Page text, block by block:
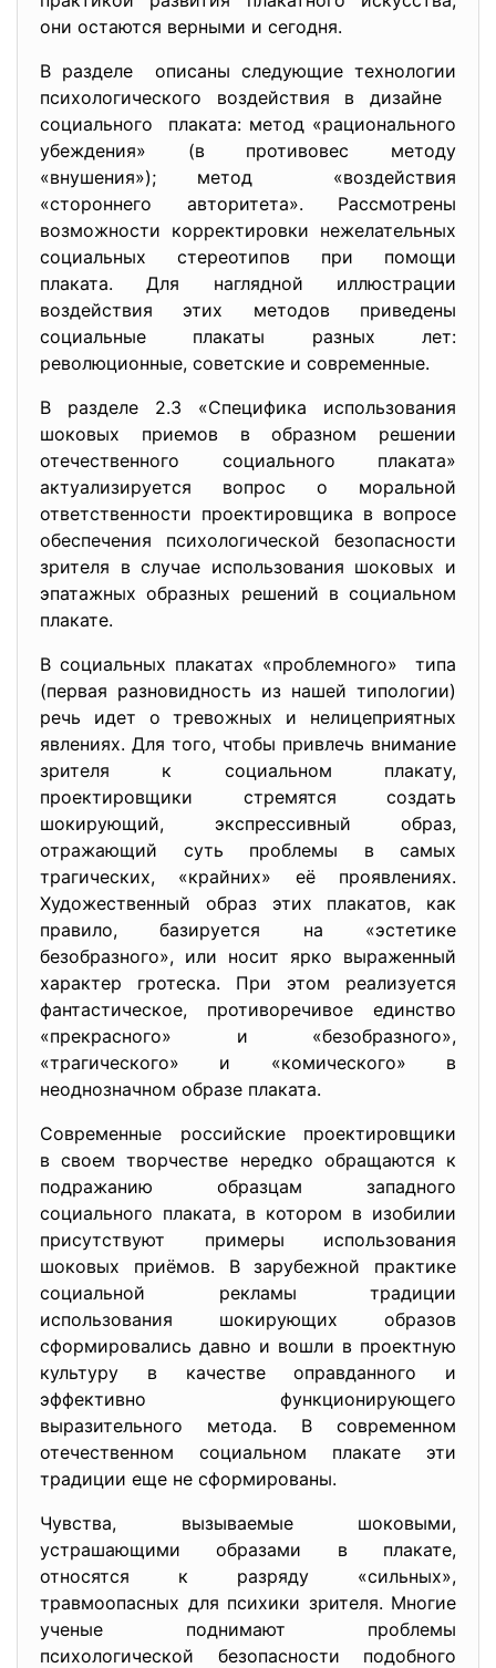
они остаются верными и сегодня.
В разделе описаны следующие технологии
психологического воздействия в дизайне
социального плаката: метод «рационального
убеждения» (в противовес методу
«внушения»); метод «воздействия
«стороннего авторитета». Рассмотрены
возможности корректировки нежелательных
социальных стереотипов при помощи
плаката. Для наглядной иллюстрации
воздействия этих методов приведены
социальные плакаты разных лет:
революционные, советские и современные.
В разделе 2.3 «Специфика использования
шоковых приемов в образном решении
отечественного социального плаката»
актуализируется вопрос о моральной
ответственности проектировщика в вопросе
обеспечения психологической безопасности
зрителя в случае использования шоковых и
эпатажных образных решений в социальном
плакате.
В социальных плакатах «проблемного» типа
(первая разновидность из нашей типологии)
речь идет о тревожных и нелицеприятных
явлениях. Для того, чтобы привлечь внимание
зрителя к социальном плакату,
проектировщики стремятся создать
шокирующий, экспрессивный образ,
отражающий суть проблемы в самых
трагических, «крайних» её проявлениях.
Художественный образ этих плакатов, как
правило, базируется на «эстетике
безобразного», или носит ярко выраженный
характер гротеска. При этом реализуется
фантастическое, противоречивое единство
«прекрасного» и «безобразного»,
«трагического» и «комического» в
неоднозначном образе плаката.
Современные российские проектировщики
в своем творчестве нередко обращаются к
подражанию образцам западного
социального плаката, в котором в изобилии
присутствуют примеры использования
шоковых приёмов. В зарубежной практике
социальной рекламы традиции
использования шокирующих образов
сформировались давно и вошли в проектную
культуру в качестве оправданного и
эффективно функционирующего
выразительного метода. В современном
отечественном социальном плакате эти
традиции еще не сформированы.
Чувства, вызываемые шоковыми,
устрашающими образами в плакате,
относятся к разряду «сильных»,
травмоопасных для психики зрителя. Многие
ученые поднимают проблемы
психологической безопасности подобного